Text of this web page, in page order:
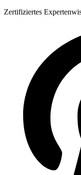
Zum
Zertifiziertes